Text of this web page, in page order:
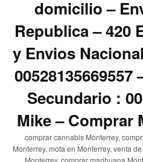
domicilio –
Republica – 420
y Envios
Secundario :
Mike – Comprar
comprar cannabis Monterrey,
Monterrey, mota en Monterrey, venta
Monterrey, comprar marihuana